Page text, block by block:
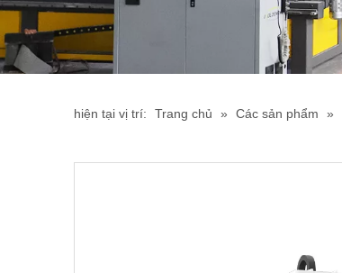
hiện tại vị trí: Trang chủ » Các sản phẩm »